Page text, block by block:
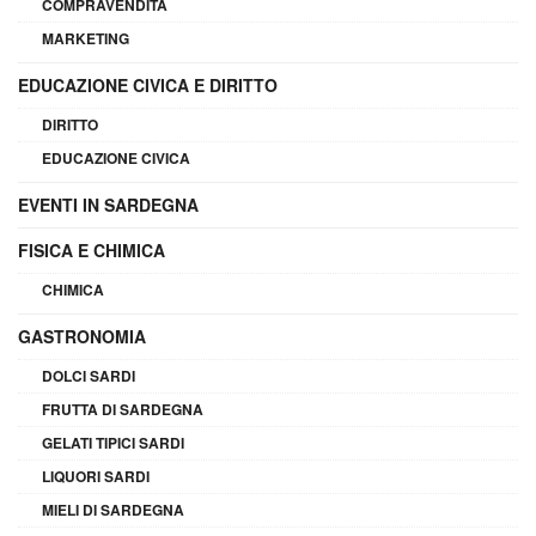
COMPRAVENDITA
MARKETING
EDUCAZIONE CIVICA E DIRITTO
DIRITTO
EDUCAZIONE CIVICA
EVENTI IN SARDEGNA
FISICA E CHIMICA
CHIMICA
GASTRONOMIA
DOLCI SARDI
FRUTTA DI SARDEGNA
GELATI TIPICI SARDI
LIQUORI SARDI
MIELI DI SARDEGNA